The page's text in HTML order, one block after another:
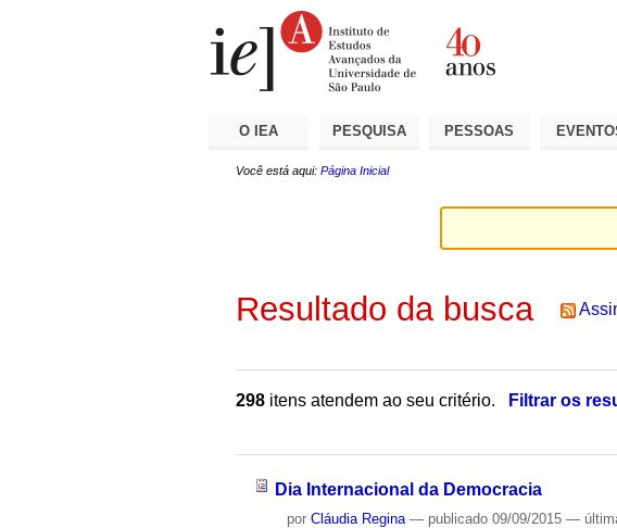
O IEA PESQUISA PESSOAS
Você está aqui: Página Inicial
Resultado da busca
298 itens atendem ao seu critério.
Filtrar os
Dia Internacional da Democracia
porCláudia Regina — publicado 09/09/2015—